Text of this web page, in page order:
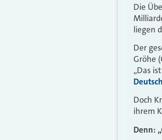
Die
liegen
Der
Gröhe
„Das
Doch
ihrem
Denn: